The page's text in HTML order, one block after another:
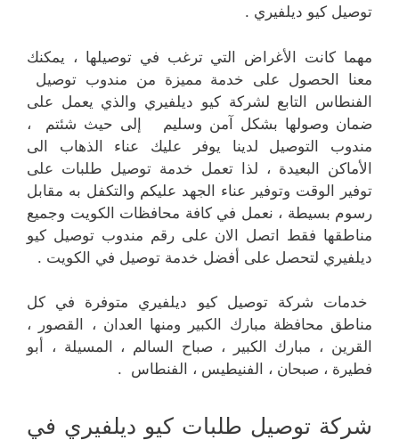
توصيل كيو ديلفيري .
مهما كانت الأغراض التي ترغب في توصيلها ، يمكنك
معنا الحصول على خدمة مميزة من مندوب توصيل
الفنطاس التابع لشركة كيو ديلفيري والذي يعمل على
ضمان وصولها بشكل آمن وسليم إلى حيث شئتم ،
مندوب التوصيل لدينا يوفر عليك عناء الذهاب الى
الأماكن البعيدة ، لذا تعمل خدمة توصيل طلبات على
توفير الوقت وتوفير عناء الجهد عليكم والتكفل به مقابل
رسوم بسيطة ، نعمل في كافة محافظات الكويت وجميع
مناطقها فقط اتصل الان على رقم مندوب توصيل كيو
ديلفيري لتحصل على أفضل خدمة توصيل في الكويت .
خدمات شركة توصيل كيو ديلفيري متوفرة في كل
مناطق محافظة مبارك الكبير ومنها العدان ، القصور ،
القرين ، مبارك الكبير ، صباح السالم ، المسيلة ، أبو
فطيرة ، صبحان ، الفنيطيس ، الفنطاس .
شركة توصيل طلبات كيو ديلفيري في